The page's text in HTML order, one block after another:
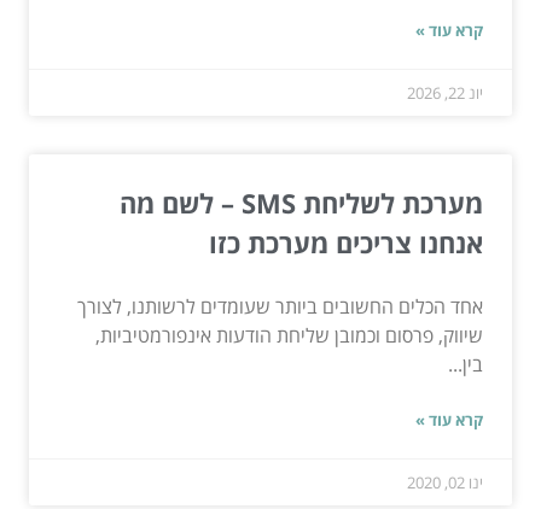
קרא עוד »
יונ 22, 2026
מערכת לשליחת SMS – לשם מה
אנחנו צריכים מערכת כזו
אחד הכלים החשובים ביותר שעומדים לרשותנו, לצורך
שיווק, פרסום וכמובן שליחת הודעות אינפורמטיביות,
בין...
קרא עוד »
ינו 02, 2020